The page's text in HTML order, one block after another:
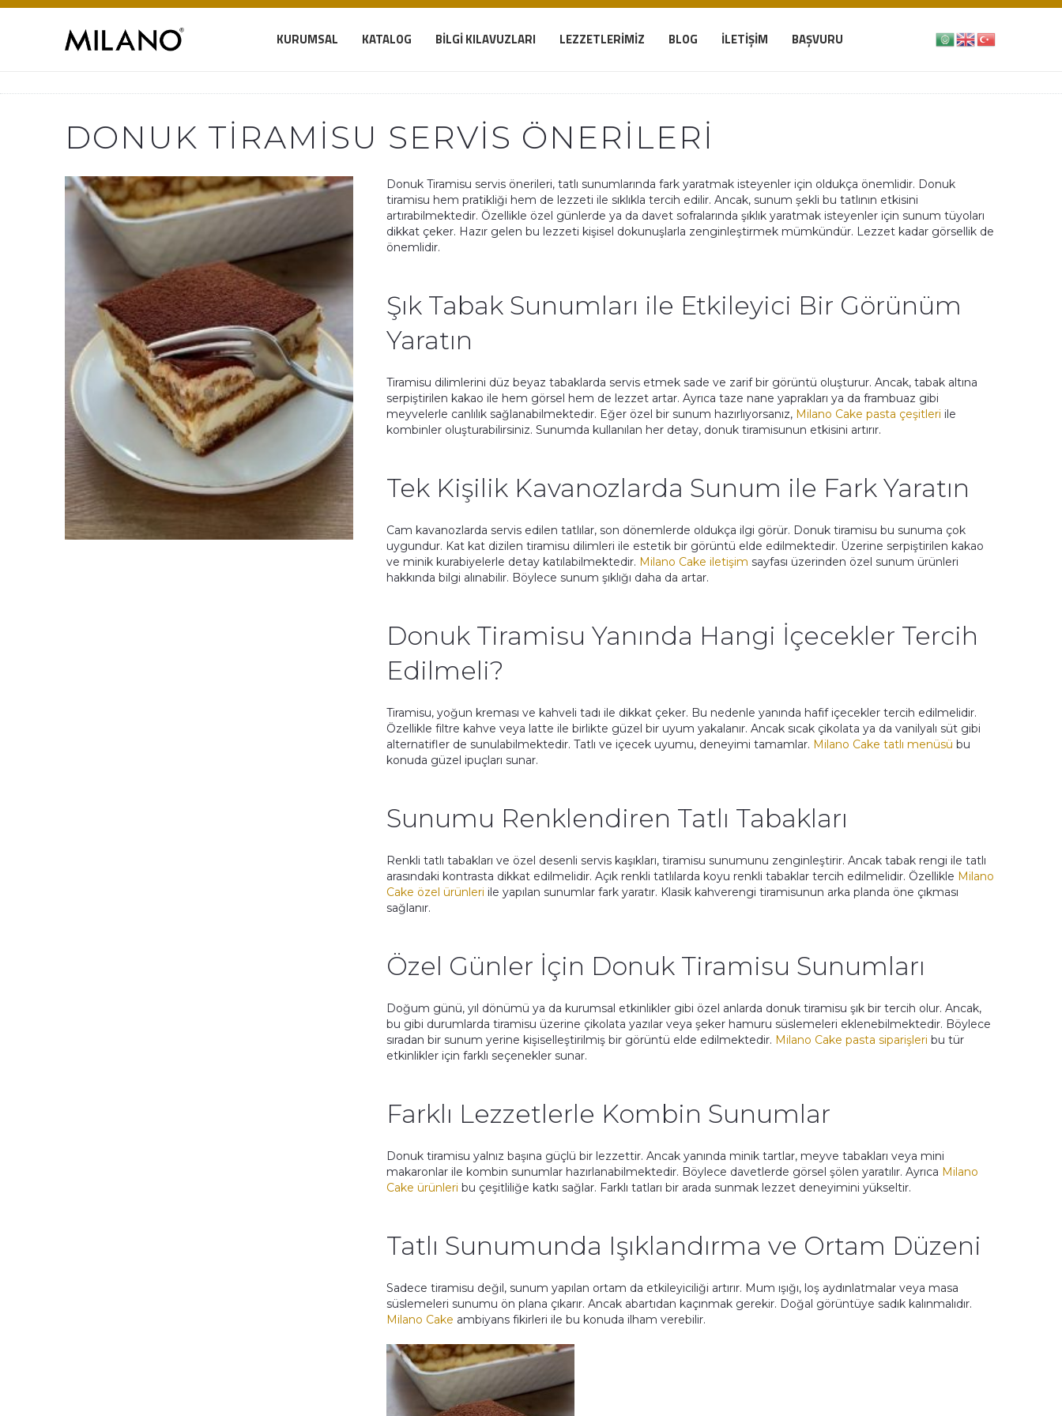
KURUMSAL KATALOG BILGI KILAVUZLARI LEZZETLERIMIZ BLOG İLETIŞIM BAŞVURU
DONUK TIRAMISU SERVIS ÖNERILERI
Donuk Tiramisu servis önerileri, tatlı sunumlarında fark yaratmak isteyenler için oldukça önemlidir. Donuk
tiramisu hem pratikliği hem de lezzeti ile sıklıkla tercih edilir. Ancak, sunum şekli bu tatlının etkisini
artırabilmektedir. Özellikle özel günlerde ya da davet sofralarında şıklık yaratmak isteyenler için sunum tüyoları
dikkat çeker. Hazır gelen bu lezzeti kişisel dokunuşlarla zenginleştirmek mümkündür. Lezzet kadar görsellik de
önemlidir.
Şık Tabak Sunumları ile Etkileyici Bir Görünüm
Yaratın
Tiramisu dilimlerini düz beyaz tabaklarda servis etmek sade ve zarif bir görüntü oluşturur. Ancak, tabak altına
serpiştirilen kakao ile hem görsel hem de lezzet artar. Ayrıca taze nane yaprakları ya da frambuaz gibi
meyvelerle canlılık sağlanabilmektedir. Eğer özel bir sunum hazırlıyorsanız, Milano Cake pasta çeşitleri ile
kombinler oluşturabilirsiniz. Sunumda kullanılan her detay, donuk tiramisunun etkisini artırır.
Tek Kişilik Kavanozlarda Sunum ile Fark Yaratın
Cam kavanozlarda servis edilen tatlılar, son dönemlerde oldukça ilgi görür. Donuk tiramisu bu sunuma çok
uygundur. Kat kat dizilen tiramisu dilimleri ile estetik bir görüntü elde edilmektedir. Üzerine serpiştirilen kakao
ve minik kurabiyelerle detay katılabilmektedir. Milano Cake iletişim sayfası üzerinden özel sunum ürünleri
hakkında bilgi alınabilir. Böylece sunum şıklığı daha da artar.
Donuk Tiramisu Yanında Hangi İçecekler Tercih
Edilmeli?
Tiramisu, yoğun kreması ve kahveli tadı ile dikkat çeker. Bu nedenle yanında hafif içecekler tercih edilmelidir.
Özellikle filtre kahve veya latte ile birlikte güzel bir uyum yakalanır. Ancak sıcak çikolata ya da vanilyalı süt gibi
alternatifler de sunulabilmektedir. Tatlı ve içecek uyumu, deneyimi tamamlar. Milano Cake tatlı menüsü bu
konuda güzel ipuçları sunar.
Sunumu Renklendiren Tatlı Tabakları
Renkli tatlı tabakları ve özel desenli servis kaşıkları, tiramisu sunumunu zenginleştirir. Ancak tabak rengi ile tatlı
arasındaki kontrasta dikkat edilmelidir. Açık renkli tatlılarda koyu renkli tabaklar tercih edilmelidir. Özellikle Milano
Cake özel ürünleri ile yapılan sunumlar fark yaratır. Klasik kahverengi tiramisunun arka planda öne çıkması
sağlanır.
Özel Günler İçin Donuk Tiramisu Sunumları
Doğum günü, yıl dönümü ya da kurumsal etkinlikler gibi özel anlarda donuk tiramisu şık bir tercih olur. Ancak,
bu gibi durumlarda tiramisu üzerine çikolata yazılar veya şeker hamuru süslemeleri eklenebilmektedir. Böylece
sıradan bir sunum yerine kişiselleştirilmiş bir görüntü elde edilmektedir. Milano Cake pasta siparişleri bu tür
etkinlikler için farklı seçenekler sunar.
Farklı Lezzetlerle Kombin Sunumlar
Donuk tiramisu yalnız başına güçlü bir lezzettir. Ancak yanında minik tartlar, meyve tabakları veya mini
makaronlar ile kombin sunumlar hazırlanabilmektedir. Böylece davetlerde görsel şölen yaratılır. Ayrıca Milano
Cake ürünleri bu çeşitliliğe katkı sağlar. Farklı tatları bir arada sunmak lezzet deneyimini yükseltir.
Tatlı Sunumunda Işıklandırma ve Ortam Düzeni
Sadece tiramisu değil, sunum yapılan ortam da etkileyiciliği artırır. Mum ışığı, loş aydınlatmalar veya masa
süslemeleri sunumu ön plana çıkarır. Ancak abartıdan kaçınmak gerekir. Doğal görüntüye sadık kalınmalıdır.
Milano Cake ambiyans fikirleri ile bu konuda ilham verebilir.